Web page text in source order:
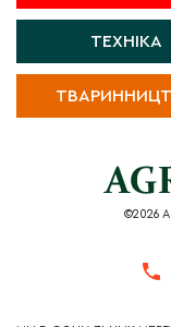
ТЕХНІКА
©2026